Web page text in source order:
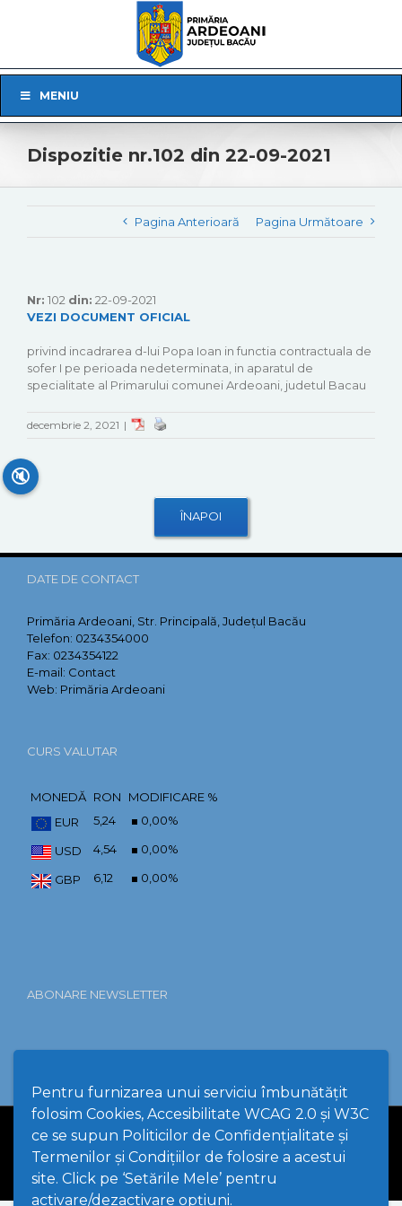
Pentru furnizarea unui serviciu îmbunătățit
folosim Cookies, Accesibilitate WCAG 2.0 și W3C
ce se supun Politicilor de Confidențialitate și
Termenilor și Condițiilor de folosire a acestui
site. Click pe ‘Setările Mele’ pentru
activare/dezactivare opțiuni.
Navigation
MENIU
Dispozitie nr.102 din 22-09-2021
Pagina Anterioară Pagina Următoare
Nr: 102 din: 22-09-2021
VEZI DOCUMENT OFICIAL
privind incadrarea d-lui Popa Ioan in functia contractuala de
sofer I pe perioada nedeterminata, in aparatul de
specialitate al Primarului comunei Ardeoani, judetul Bacau
decembrie 2, 2021 |
DATE DE CONTACT
Primăria Ardeoani, Str. Principală, Județul Bacău
Telefon: 0234354000
Fax: 0234354122
E-mail: Contact
Web: Primăria Ardeoani
CURS VALUTAR
MONEDĂ RON
MODIFICARE %
EUR
5,24 0,00%
USD 4,54 0,00%
GBP 6,12 0,00%
ABONARE NEWSLETTER
PPW @2026 | Setări Cookies și Accesibilitate
🔇